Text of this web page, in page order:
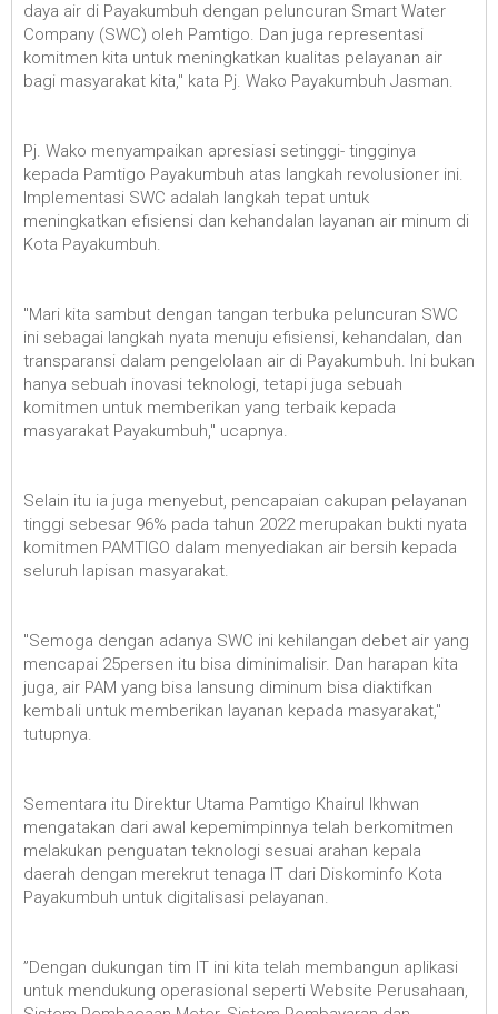
daya air di Payakumbuh dengan peluncuran Smart Water
Company (SWC) oleh Pamtigo. Dan juga representasi
komitmen kita untuk meningkatkan kualitas pelayanan air
bagi masyarakat kita," kata Pj. Wako Payakumbuh Jasman.
Pj. Wako menyampaikan apresiasi setinggi- tingginya
kepada Pamtigo Payakumbuh atas langkah revolusioner ini.
Implementasi SWC adalah langkah tepat untuk
meningkatkan efisiensi dan kehandalan layanan air minum di
Kota Payakumbuh.
"Mari kita sambut dengan tangan terbuka peluncuran SWC
ini sebagai langkah nyata menuju efisiensi, kehandalan, dan
transparansi dalam pengelolaan air di Payakumbuh. Ini bukan
hanya sebuah inovasi teknologi, tetapi juga sebuah
komitmen untuk memberikan yang terbaik kepada
masyarakat Payakumbuh," ucapnya.
Selain itu ia juga menyebut, pencapaian cakupan pelayanan
tinggi sebesar 96% pada tahun 2022 merupakan bukti nyata
komitmen PAMTIGO dalam menyediakan air bersih kepada
seluruh lapisan masyarakat.
"Semoga dengan adanya SWC ini kehilangan debet air yang
mencapai 25persen itu bisa diminimalisir. Dan harapan kita
juga, air PAM yang bisa lansung diminum bisa diaktifkan
kembali untuk memberikan layanan kepada masyarakat,"
tutupnya.
Sementara itu Direktur Utama Pamtigo Khairul Ikhwan
mengatakan dari awal kepemimpinnya telah berkomitmen
melakukan penguatan teknologi sesuai arahan kepala
daerah dengan merekrut tenaga IT dari Diskominfo Kota
Payakumbuh untuk digitalisasi pelayanan.
”Dengan dukungan tim IT ini kita telah membangun aplikasi
untuk mendukung operasional seperti Website Perusahaan,